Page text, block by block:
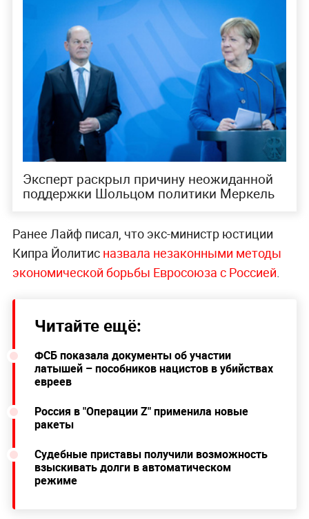
Эксперт раскрыл причину неожиданной
поддержки Шольцом политики Меркель
Ранее Лайф писал, что экс-министр юстиции
Кипра Йолитис назвала незаконными методы
экономической борьбы Евросоюза с Россией.
Читайте ещё:
ФСБ показала документы об участии
латышей – пособников нацистов в убийствах
евреев
Россия в "Операции Z" применила новые
ракеты
Судебные приставы получили возможность
взыскивать долги в автоматическом
режиме